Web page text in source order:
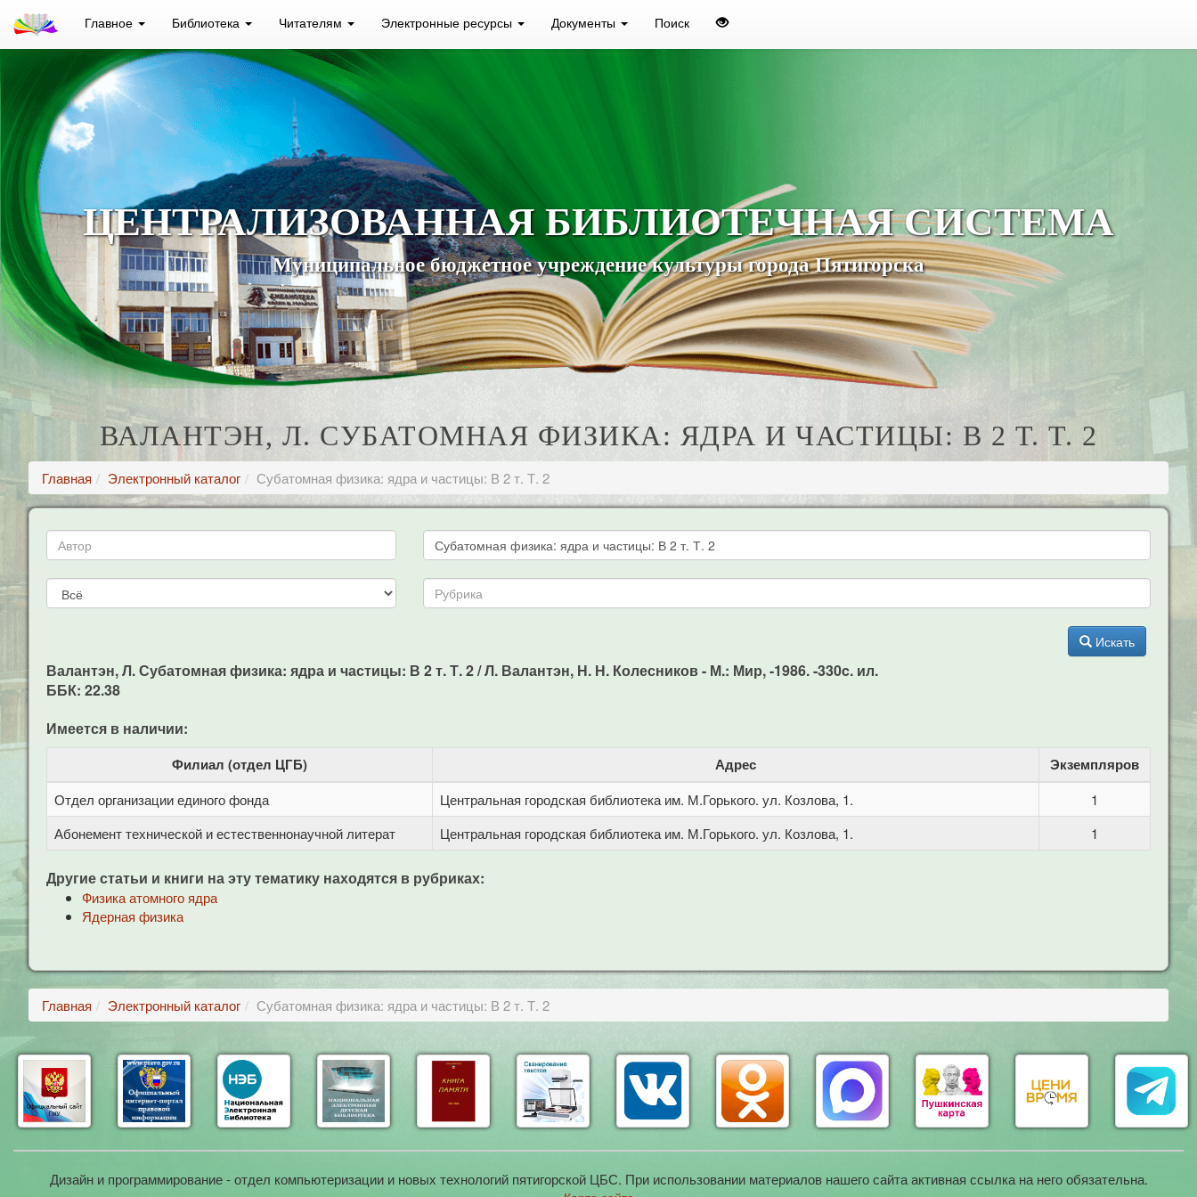
Главное Библиотека Читателям Электронные ресурсы Документы Поиск
ЦЕНТРАЛИЗОВАННАЯ БИБЛИОТЕЧНАЯ СИСТЕМА
Муниципальное бюджетное учреждение культуры города Пятигорска
ВАЛАНТЭН, Л. СУБАТОМНАЯ ФИЗИКА: ЯДРА И ЧАСТИЦЫ: В 2 Т. Т. 2
Главная Электронный каталог Субатомная физика: ядра и частицы: В 2 т. Т. 2
Искать
Валантэн, Л. Субатомная физика: ядра и частицы: В 2 т. Т. 2 / Л. Валантэн, Н. Н. Колесников - М.: Мир, -1986. -330c. ил.
ББК: 22.38
Имеется в наличии:
Филиал (отдел ЦГБ) Адрес Экземпляров
Отдел организации единого фонда Центральная городская библиотека им. М.Горького. ул. Козлова, 1.
1
Абонемент технической и естественнонаучной литерат
Центральная городская библиотека им. М.Горького. ул. Козлова, 1. 1
Другие статьи и книги на эту тематику находятся в рубриках:
Физика атомного ядра
Ядерная физика
Главная Электронный каталог Субатомная физика: ядра и частицы: В 2 т. Т. 2
Дизайн и программирование - отдел компьютеризации и новых технологий пятигорской ЦБС. При использовании материалов нашего сайта активная ссылка на него обязательна.